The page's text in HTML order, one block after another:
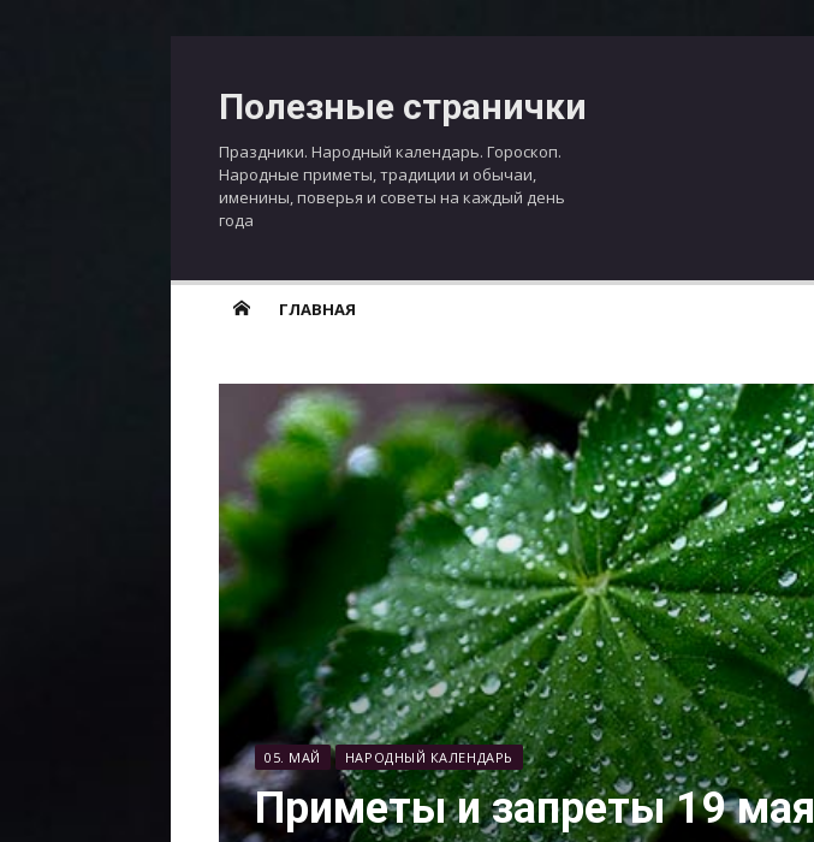
Полезные странички
Праздники. Народный календарь. Гороскоп.
Народные приметы, традиции и обычаи,
именины, поверья и советы на каждый день
года
ГЛАВНАЯ
05. МАЙ НАРОДНЫЙ КАЛЕНДАРЬ
Приметы и запреты 19 мая